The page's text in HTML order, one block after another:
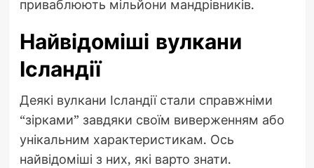
приваблюють мільйони мандрівників.
Найвідоміші вулкани
Ісландії
Деякі вулкани Ісландії стали справжніми
“зірками” завдяки своїм виверженням або
унікальним характеристикам. Ось
найвідоміші з них, які варто знати.